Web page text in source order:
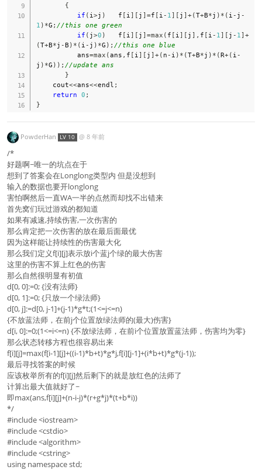
{
if ( i >j )
   f
[ i ] [ j ]=f [ i - 1 ] [ j ]+(T+B*j ) * ( i - j -
1 ) *G ; //this one green
if ( j>0 )
   f
[ i ] [ j ]=max ( f [ i ] [ j ] , f [ i - 1 ] [ j - 1 ]+
(T+B*j -B ) * ( i - j ) *G ) ; //this one blue
          ans
=max (ans , f [ i ] [ j ]+( n - i ) * (T+B*j ) * (R+( i -
j ) *G ) ) ; //update ans
}
    cout
<<ans<<endl ;
return 0 ;
}
PowderHan LV 10 @ 8 年前
/*
好题啊~唯一的坑点在于
想到了答案会在Longlong类型内 但是没想到
输入的数据也要开longlong
害怕啊然后一直WA一半的点然而却找不出错来
首先窝们玩过游戏的都知道
如果有减速,持续伤害,一次伤害的
那么肯定把一次伤害的放在最后面最优
因为这样能让持续性的伤害最大化
那么我们定义f[i][j]表示放i个蓝j个绿的最大伤害
这里的伤害不算上红色的伤害
那么自然很明显有初值
d[0, 0]:=0; {没有法师}
d[0, 1]:=0; {只放一个绿法师}
d[0, j]:=d[0, j-1]+(j-1)*g*t;(1<=j<=n)
{不放蓝法师，在前j个位置放绿法师的(最大)伤害}
d[i, 0]:=0;(1<=i<=n) {不放绿法师，在前i个位置放置蓝法师，伤害均为零}
那么状态转移方程也很容易出来
f[i][j]=max(f[i-1][j]+((i-1)*b+t)*g*j,f[i][j-1]+(i*b+t)*g*(j-1));
最后寻找答案的时候
应该枚举所有的f[i][j]然后剩下的就是放红色的法师了
计算出最大值就好了~
即max(ans,f[i][j]+(n-i-j)*(r+g*j)*(t+b*i))
*/
#include <iostream>
#include <cstdio>
#include <algorithm>
#include <cstring>
using namespace std;